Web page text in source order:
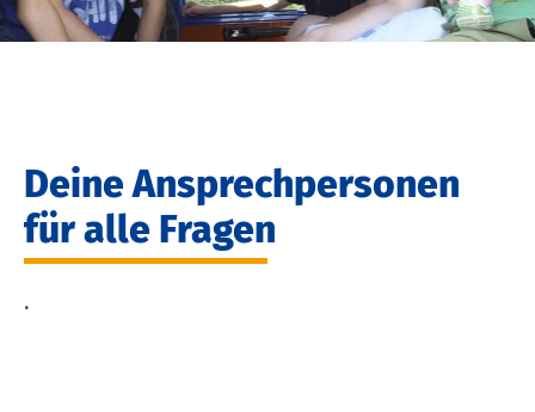
Deine Ansprechpersonen
für alle Fragen
.